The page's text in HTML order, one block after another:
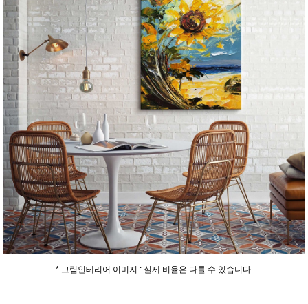
* 그림인테리어 이미지 : 실제 비율은 다를 수 있습니다.